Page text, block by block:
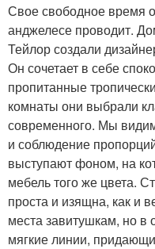
Свое свободное время
анджелесе проводит.
Тейлор создали
Он сочетает в себе
пропитанные
комнаты они выбрали
современного. Мы
и соблюдение
выступают фоном, на
мебель того же цвета.
проста и изящна, как и
места завитушкам, но в
мягкие линии,